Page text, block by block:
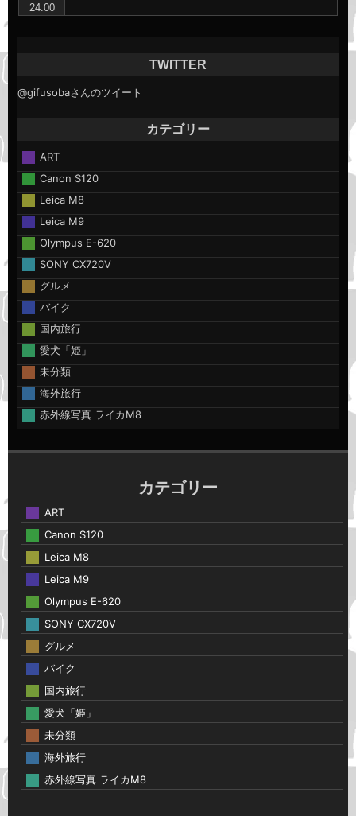
24:00
TWITTER
@gifusobaさんのツイート
カテゴリー
ART
Canon S120
Leica M8
Leica M9
Olympus E-620
SONY CX720V
グルメ
バイク
国内旅行
愛犬「姫」
未分類
海外旅行
赤外線写真 ライカM8
カテゴリー
ART
Canon S120
Leica M8
Leica M9
Olympus E-620
SONY CX720V
グルメ
バイク
国内旅行
愛犬「姫」
未分類
海外旅行
赤外線写真 ライカM8